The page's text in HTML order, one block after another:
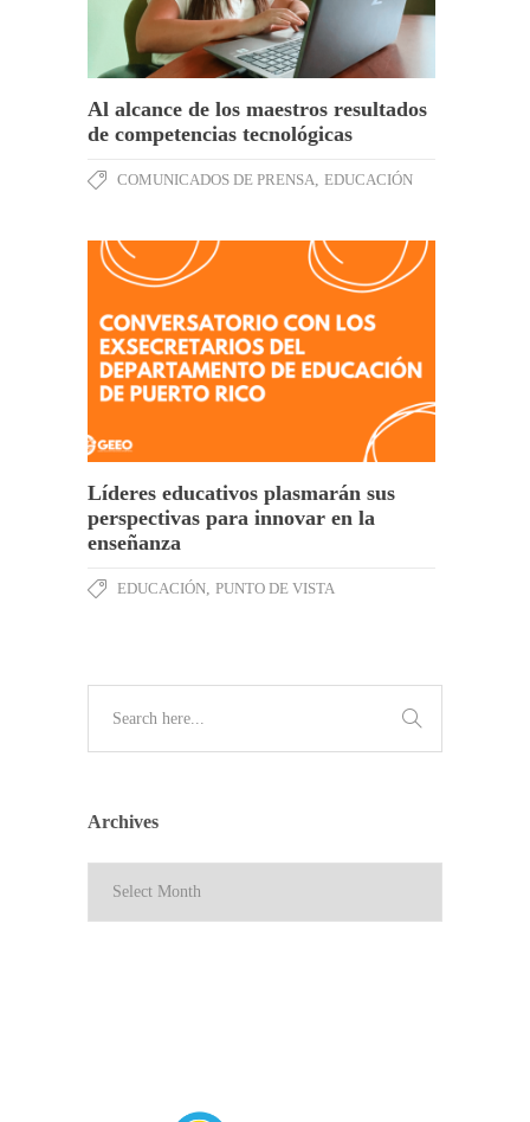
Al alcance de los maestros resultados
de competencias tecnológicas
COMUNICADOS DE PRENSA EDUCACIÓN
Líderes educativos plasmarán sus
perspectivas para innovar en la
enseñanza
EDUCACIÓN, PUNTO DE VISTA
Archives